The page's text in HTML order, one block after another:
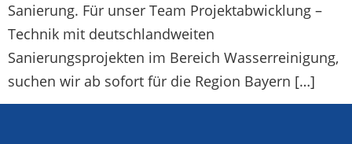
Sanierung. Für unser Team Projektabwicklung –
Technik mit deutschlandweiten
Sanierungsprojekten im Bereich Wasserreinigung,
suchen wir ab sofort für die Region Bayern […]